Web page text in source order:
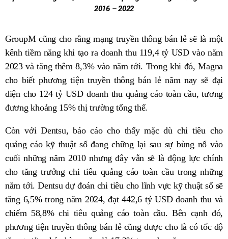
2016 – 2022
GroupM cũng cho rằng mạng truyền thông bán lẻ sẽ là một
kênh tiềm năng khi tạo ra doanh thu 119,4 tỷ USD vào năm
2023 và tăng thêm 8,3% vào năm tới. Trong khi đó, Magna
cho biết phương tiện truyền thông bán lẻ năm nay sẽ đại
diện cho 124 tỷ USD doanh thu quảng cáo toàn cầu, tương
đương khoảng 15% thị trường tổng thể.
Còn với Dentsu, báo cáo cho thấy mặc dù chi tiêu cho
quảng cáo kỹ thuật số đang chững lại sau sự bùng nổ vào
cuối những năm 2010 nhưng đây vẫn sẽ là động lực chính
cho tăng trưởng chi tiêu quảng cáo toàn cầu trong những
năm tới. Dentsu dự đoán chi tiêu cho lĩnh vực kỹ thuật số sẽ
tăng 6,5% trong năm 2024, đạt 442,6 tỷ USD doanh thu và
chiếm 58,8% chi tiêu quảng cáo toàn cầu. Bên cạnh đó,
phương tiện truyền thông bán lẻ cũng được cho là có tốc độ